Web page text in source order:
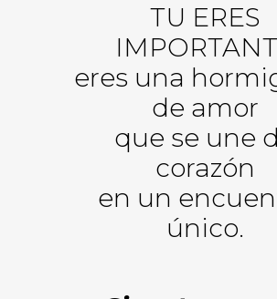
TU ERES
eres una
de amor
que se une
corazón
en un
único.